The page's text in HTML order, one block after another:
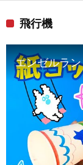
飛行機
エンゼルラ